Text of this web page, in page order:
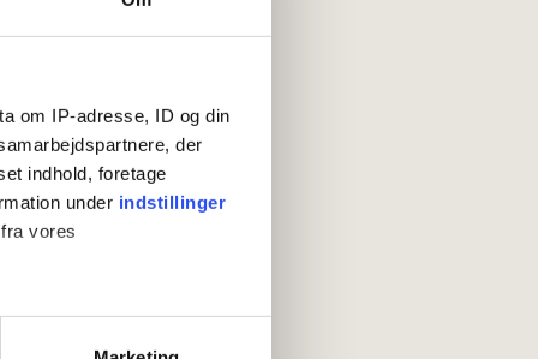
om IP-adresse, ID og din
der
indhold, foretage
under indstillinger
vores